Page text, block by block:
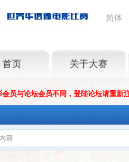
简体
首页 关于大赛
员与论坛会员不同，登陆论坛请重新